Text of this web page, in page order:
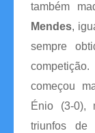
Arbitragem
Compilação
Taça de
Rankings
também
Mendes,
sempre
começou
Énio (3-0),
triunfos de